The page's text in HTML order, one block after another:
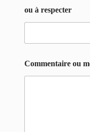
ou à respecter
Commentaire ou